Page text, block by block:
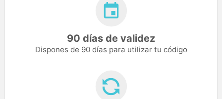
90 días de validez
Dispones de 90 días para utilizar tu código